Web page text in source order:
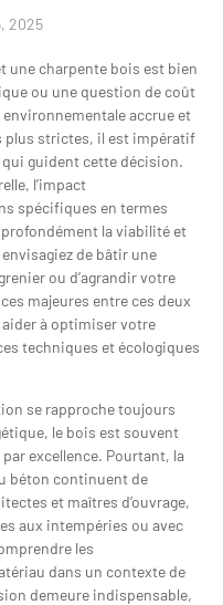
2025
une charpente bois est bien
ou une question de coût
accrue et
plus strictes, il est impératif
guident cette décision.
l’impact
spécifiques en termes
la viabilité et
envisagiez de bâtir une
ou d’agrandir votre
majeures entre ces deux
à optimiser votre
techniques et écologiques
se rapproche toujours
le bois est souvent
excellence. Pourtant, la
béton continuent de
et maîtres d’ouvrage,
aux intempéries ou avec
les
dans un contexte de
demeure indispensable,